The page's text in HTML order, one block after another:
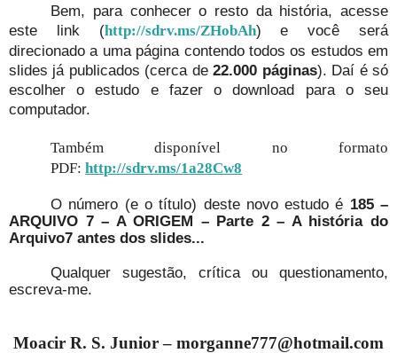
Bem, para conhecer o resto da história, acesse
este link (http://sdrv.ms/ZHobAh) e você será
direcionado a uma página contendo todos os estudos em
slides já publicados (cerca de22.000 páginas). Daí é só
escolher o estudo e fazer o download para o seu
computador.
Também disponível no formato
PDF: http://sdrv.ms/1a28Cw8
O número (e o título) deste novo estudo é 185 –
ARQUIVO 7 – A ORIGEM – Parte 2 – A história do
Arquivo7 antes dos slides...
Qualquer sugestão, crítica ou questionamento,
escreva-me.
Moacir R. S. Junior – morganne777@hotmail.com